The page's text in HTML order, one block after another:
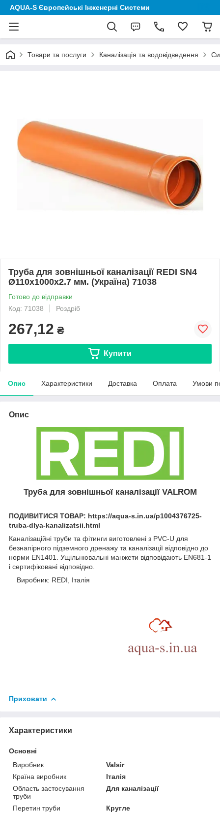
AQUA-S Європейські Інженерні Системи
Товари та послуги Каналізація та водовідведення
Труба для зовнішньої каналізації REDI SN4
Ø110х1000x2.7 мм. (Україна) 71038
Готово до відправки
Код: 71038
Роздріб
267,12 ₴
Купити
Опис Характеристики Доставка Оплата Умови
Опис
Труба для зовнішньої каналізації VALROM
ПОДИВИТИСЯ ТОВАР: https://aqua-s.in.ua/p1004376725-
truba-dlya-kanalizatsii.html
Каналізаційні труби та фітинги виготовлені з PVC-U для
безнапірного підземного дренажу та каналізації відповідно до
норми EN1401. Ущільнювальні манжети відповідають EN681-1
і сертифіковані відповідно.
Виробник: REDI, Італія
Приховати
Характеристики
Основні
Виробник
Valsir
Країна виробник
Італія
Область застосування
труби
Для каналізації
Перетин труби
Кругле